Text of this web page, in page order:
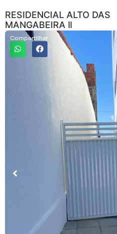
RESIDENCIAL ALTO DAS
MANGABEIRA ll
Compartilhar